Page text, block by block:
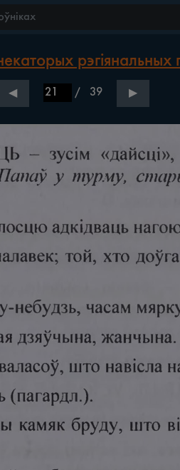
◀ / 39 ▶